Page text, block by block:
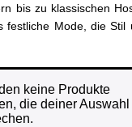
bis zu klassischen
festliche Mode, die Stil
keine Produkte
die deiner Auswahl